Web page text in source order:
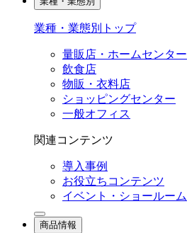
業種・業態別トップ
量販店・ホームセンター
飲食店
物販・衣料店
ショッピングセンター
一般オフィス
関連コンテンツ
導入事例
お役立ちコンテンツ
イベント・ショールーム
商品情報